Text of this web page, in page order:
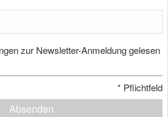
zur Newsletter-Anmeldung gelesen
* Pflichtfeld
Absenden